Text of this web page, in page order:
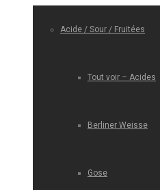
Acide / Sour / Fruitées
Tout voir – Acides
Berliner Weisse
Gose